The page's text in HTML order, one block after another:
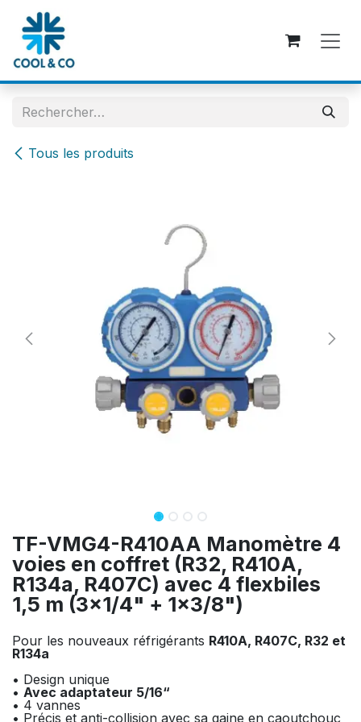
Se rendre au contenu
Tous les produits
TF-VMG4-R410AA Manomètre 4
voies en coffret (R32, R410A,
R134a, R407C) avec 4 flexbiles
1,5 m (3x1/4" + 1x3/8")
Pour les nouveaux réfrigérants R410A, R407C, R32 et
R134a
• Design unique
• Avec adaptateur 5/16“
• 4 vannes
• Précis et anti-collision avec sa gaine en caoutchouc